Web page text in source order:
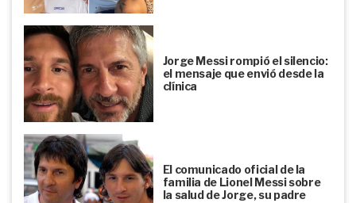
Jorge Messi rompió el silencio:
el mensaje que envió desde la
clínica
El comunicado oficial de la
familia de Lionel Messi sobre
la salud de Jorge, su padre